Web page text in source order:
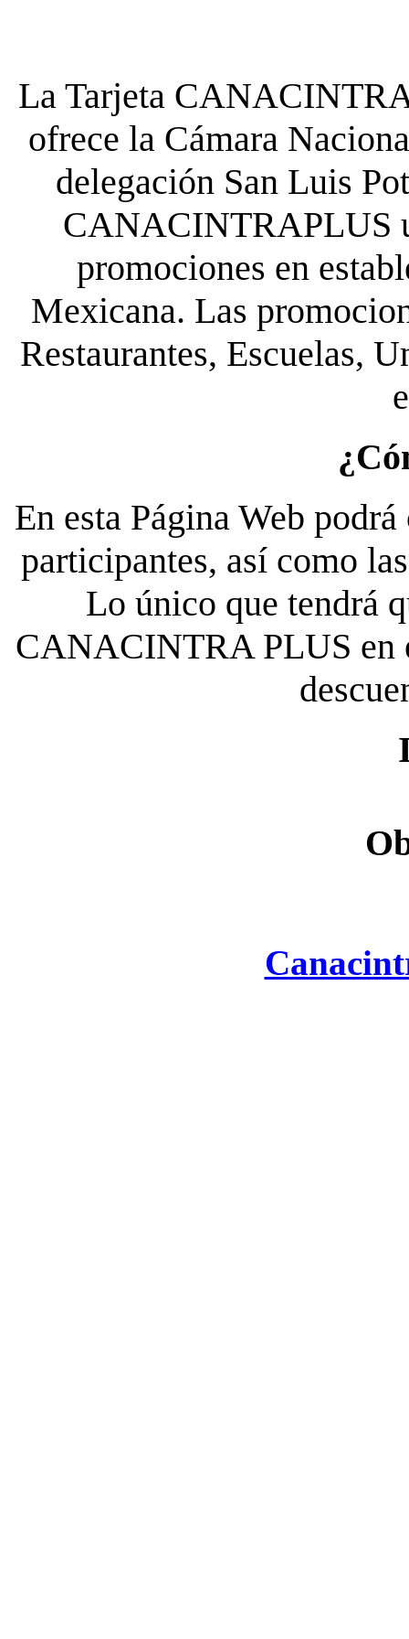
La Tarjeta
ofrece la Cámara
delegación San Luis
CANACINTRAPLUS
promociones en
Mexicana. Las
Restaurantes, Escuelas,
En esta Página Web
participantes, así como
Lo único que tendrá
CANACINTRA PLUS en